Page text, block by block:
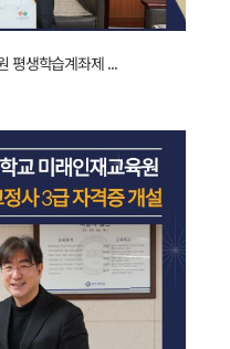
평생학습계좌제 ...